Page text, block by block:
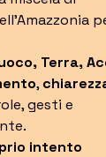
Terra,
,
gesti e
intento